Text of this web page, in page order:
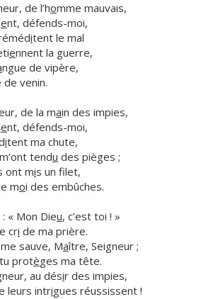
de l’homme mauvais,
ent, défends-moi,
itent le mal
ennent la guerre,
ngue de vipère,
de venin.
de la main des impies,
ent, défends-moi,
itent ma chute,
tendu des pièges ;
ont mis un filet,
moi des embûches.
« Mon Dieu, c’est toi ! »
cri de ma prière.
sauve, Maître, Seigneur ;
protèges ma tête.
au désir des impies,
leurs intrigues réussissent !